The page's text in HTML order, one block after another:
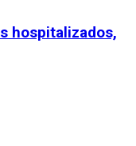
hospitalizados,